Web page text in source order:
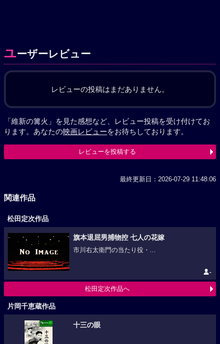
ユーザーレビュー
レビューの投稿はまだありません。
「維新の篝火」を見た感想など、レビュー投稿を受け付けてお
ります。あなたの映画レビューをお待ちしております。
レビューを投稿する
最終更新日：2026-07-29 11:48:06
関連作品
松田定次作品
旗本退屈男捕物控 七人の花嫁
市川右太衛門の当たり役・...
-
松田定次作品へ
片岡千恵蔵作品
十三の眼